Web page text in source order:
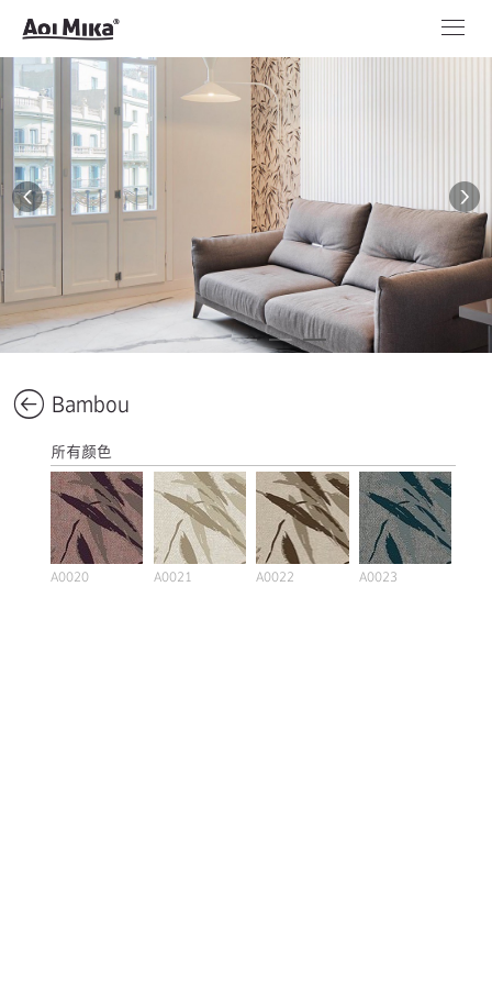
Bambou
所有颜色
A0020 A0021 A0022 A0023